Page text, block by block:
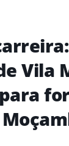
Vila